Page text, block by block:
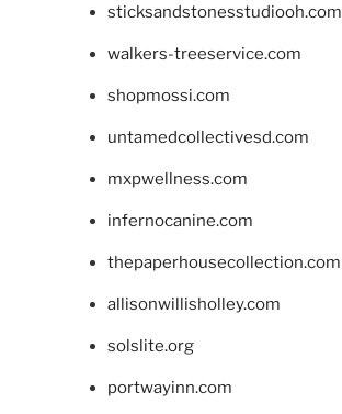
sticksandstonesstudiooh.com
walkers-treeservice.com
shopmossi.com
untamedcollectivesd.com
mxpwellness.com
infernocanine.com
thepaperhousecollection.com
allisonwillisholley.com
solslite.org
portwayinn.com